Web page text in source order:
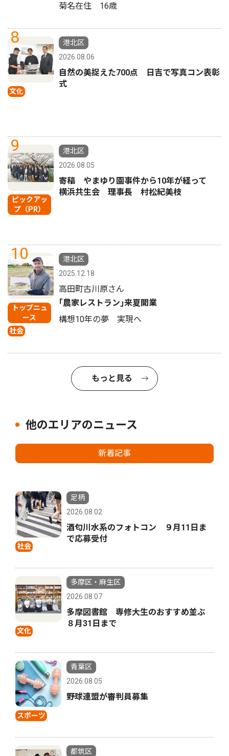
菊名在住 16歳
8
文化
港北区
2026.08.06
自然の美捉えた700点 日吉で写真コン表彰
式
9
ピックアッ
プ（PR）
港北区
2026.08.05
寄稿 やまゆり園事件から10年が経って
横浜共生会 理事長 村松紀美枝
10
トップニュ
ース
社会
港北区
2025.12.18
高田町古川原さん
｢農家レストラン｣来夏開業
構想10年の夢 実現へ
もっと見る
他のエリアのニュース
新着記事
社会
足柄
2026.08.02
酒匂川水系のフォトコン ９月11日ま
で応募受付
文化
多摩区・麻生区
2026.08.07
多摩図書館 専修大生のおすすめ並ぶ
８月31日まで
スポーツ
青葉区
2026.08.05
野球連盟が審判員募集
都筑区